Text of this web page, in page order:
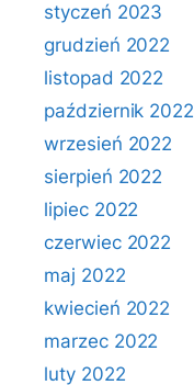
styczeń 2023
grudzień 2022
listopad 2022
październik 2022
wrzesień 2022
sierpień 2022
lipiec 2022
czerwiec 2022
maj 2022
kwiecień 2022
marzec 2022
luty 2022